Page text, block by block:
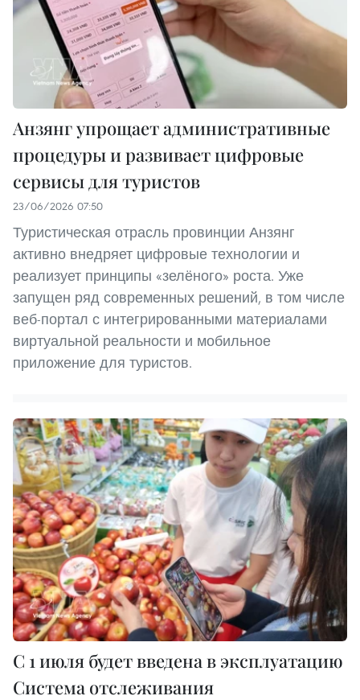
Анзянг упрощает административные
процедуры и развивает цифровые
сервисы для туристов
23/06/2026 07:50
Туристическая отрасль провинции Анзянг
активно внедряет цифровые технологии и
реализует принципы «зелёного» роста. Уже
запущен ряд современных решений, в том числе
веб-портал с интегрированными материалами
виртуальной реальности и мобильное
приложение для туристов.
С 1 июля будет введена в эксплуатацию
Система отслеживания